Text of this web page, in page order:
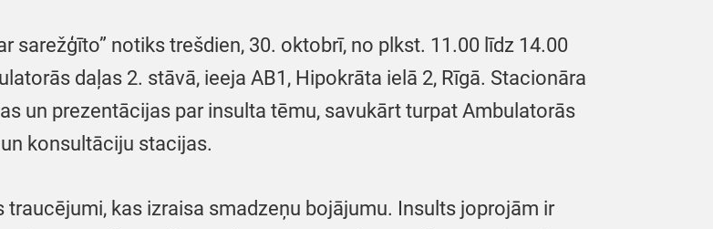
sarežģīto” notiks trešdien, 30. oktobrī, no plkst. 11.00 līdz 14.00
daļas 2. stāvā, ieeja AB1, Hipokrāta ielā 2, Rīgā. Stacionāra
un prezentācijas par insulta tēmu, savukārt turpat Ambulatorās
konsultāciju stacijas.
kas izraisa smadzeņu bojājumu. Insults joprojām ir